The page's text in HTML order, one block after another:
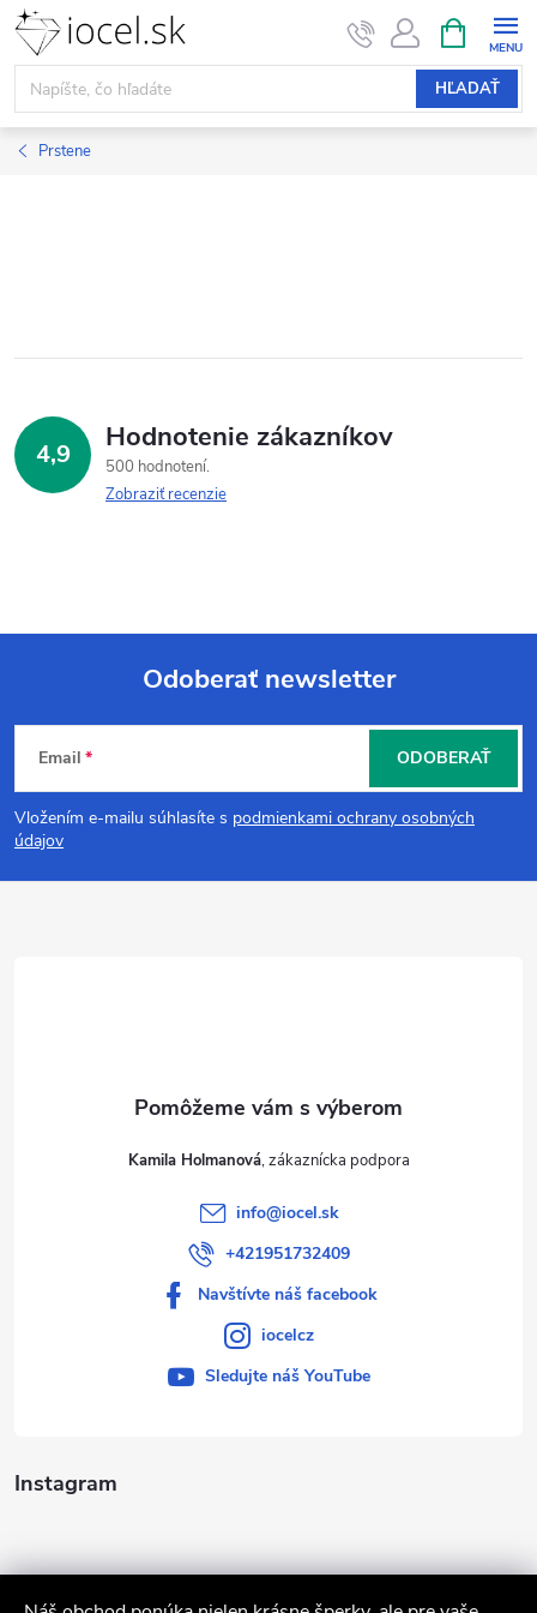
Prejsť
obsah
HĽADAŤ
KOŠÍK
Prstene
4,9 Hodnotenie zákazníkov
500 hodnotení
Zobraziť recenzie
Z
á
p
Odoberať newsletter
Email
Vložením e-mailu súhlasíte s podmienkami ochrany osobných
údajov
ODOBERAŤ
Instagram
Kamila Holmanová
info@iocel.sk
+421951732409
Navštívte náš facebook
iocelcz
Sledujte náš YouTube